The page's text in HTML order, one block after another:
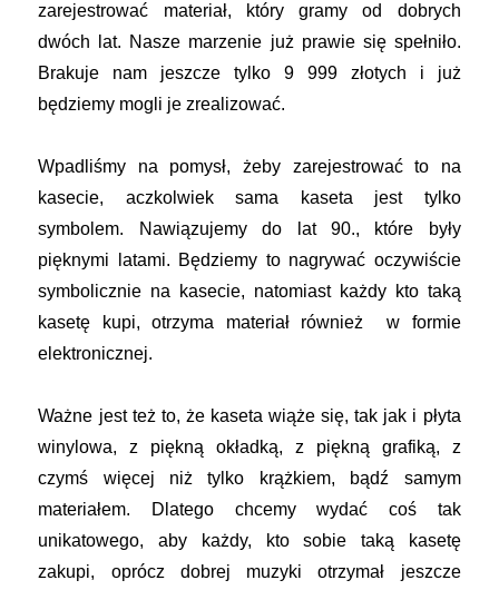
zarejestrować materiał, który gramy od dobrych
dwóch lat. Nasze marzenie już prawie się spełniło.
Brakuje nam jeszcze tylko 9 999 złotych i już
będziemy mogli je zrealizować.
Wpadliśmy na pomysł, żeby zarejestrować to na
kasecie, aczkolwiek sama kaseta jest tylko
symbolem. Nawiązujemy do lat 90., które były
pięknymi latami. Będziemy to nagrywać oczywiście
symbolicznie na kasecie, natomiast każdy kto taką
kasetę kupi, otrzyma materiał również w formie
elektronicznej.
Ważne jest też to, że kaseta wiąże się, tak jak i płyta
winylowa, z piękną okładką, z piękną grafiką, z
czymś więcej niż tylko krążkiem, bądź samym
materiałem. Dlatego chcemy wydać coś tak
unikatowego, aby każdy, kto sobie taką kasetę
zakupi, oprócz dobrej muzyki otrzymał jeszcze